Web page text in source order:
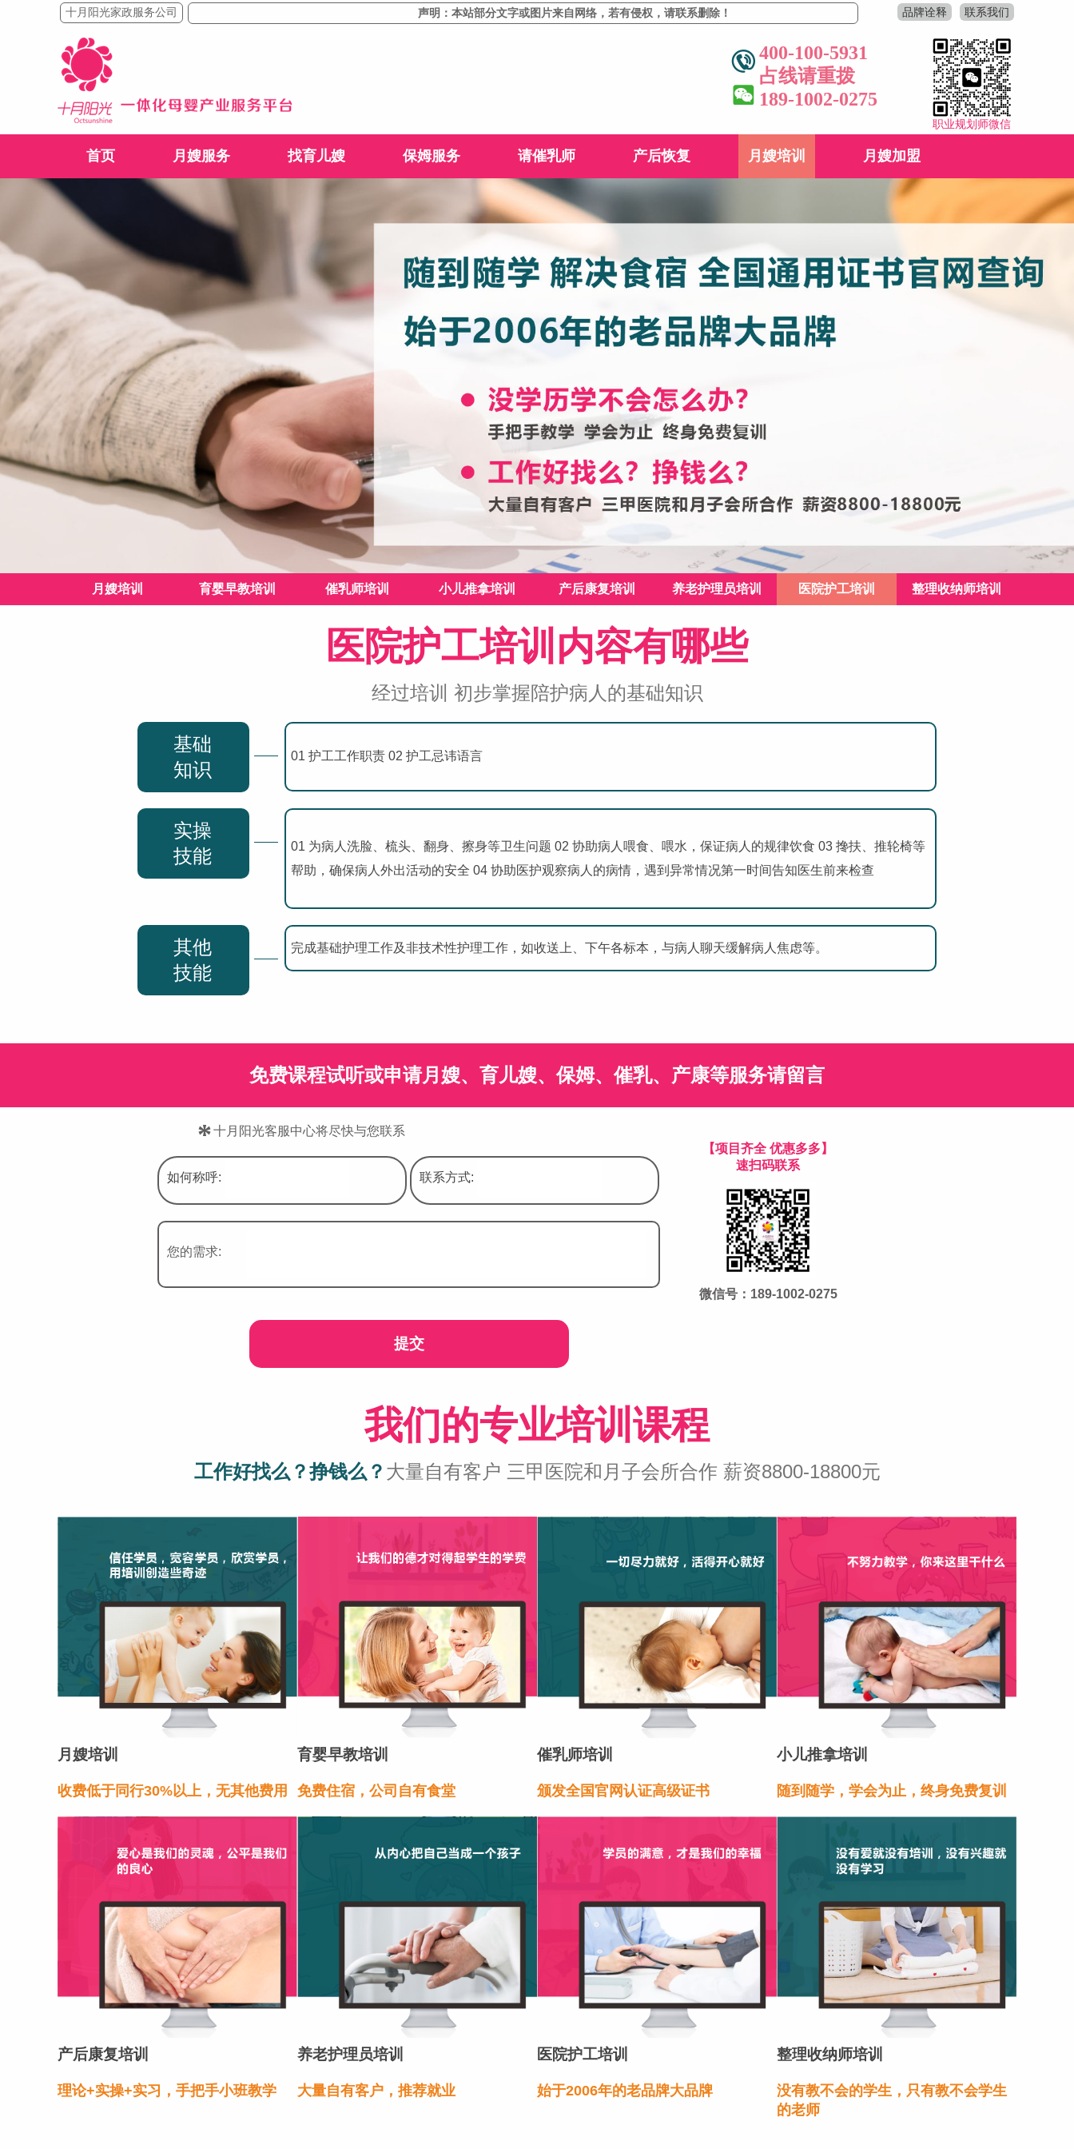
十月阳光家政服务公司 声明：本站部分文字或图片来自网络，若有侵权，请联系删除！ 品牌诠释 联系我们
职业规划师微信
400-100-5931
占线请重拨
189-1002-0275
首页 月嫂服务 找育儿嫂 保姆服务 请催乳师 产后恢复 月嫂培训 月嫂加盟
月嫂培训 育婴早教培训 催乳师培训 小儿推拿培训 产后康复培训 养老护理员培训 医院护工培训 整理收纳师培训
医院护工培训内容有哪些
经过培训 初步掌握陪护病人的基础知识
基础
知识
01 护工工作职责 02 护工忌讳语言
实操
技能
01 为病人洗脸、梳头、翻身、擦身等卫生问题 02 协助病人喂食、喂水，保证病人的规律饮食 03 搀扶、推轮椅等
帮助，确保病人外出活动的安全 04 协助医护观察病人的病情，遇到异常情况第一时间告知医生前来检查
其他
技能
完成基础护理工作及非技术性护理工作，如收送上、下午各标本，与病人聊天缓解病人焦虑等。
免费课程试听或申请月嫂、育儿嫂、保姆、催乳、产康等服务请留言
*十月阳光客服中心将尽快与您联系
如何称呼: 联系方式:
您的需求:
提交
【项目齐全 优惠多多】
速扫码联系
微信号：189-1002-0275
我们的专业培训课程
工作好找么？挣钱么？ 大量自有客户 三甲医院和月子会所合作 薪资8800-18800元
月嫂培训
收费低于同行30%以上，无其他费用
育婴早教培训
免费住宿，公司自有食堂
催乳师培训
颁发全国官网认证高级证书
小儿推拿培训
随到随学，学会为止，终身免费复训
产后康复培训
理论+实操+实习，手把手小班教学
养老护理员培训
大量自有客户，推荐就业
医院护工培训
始于2006年的老品牌大品牌
整理收纳师培训
没有教不会的学生，只有教不会学生
的老师